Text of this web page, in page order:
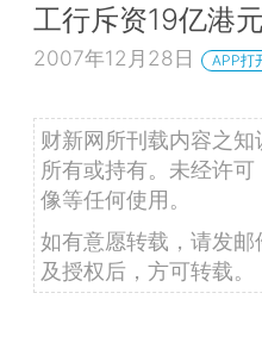
工行斥资19亿港
2007年12月28日 APP打
财新网所刊载内容之
所有或持有。未经许
像等任何使用。
如有意愿转载，请发邮
及授权后，方可转载。